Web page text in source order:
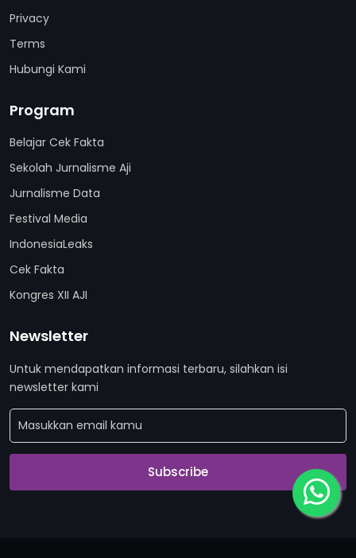
Privacy
Terms
Hubungi Kami
Program
Belajar Cek Fakta
Sekolah Jurnalisme Aji
Jurnalisme Data
Festival Media
IndonesiaLeaks
Cek Fakta
Kongres XII AJI
Newsletter
Untuk mendapatkan informasi terbaru, silahkan isi
newsletter kami
Subscribe